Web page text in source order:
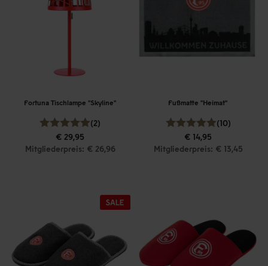
Fortuna Tischlampe "Skyline"
(2)
€ 29,95
Mitgliederpreis: € 26,96
Fußmatte "Heimat"
(10)
€ 14,95
Mitgliederpreis: € 13,45